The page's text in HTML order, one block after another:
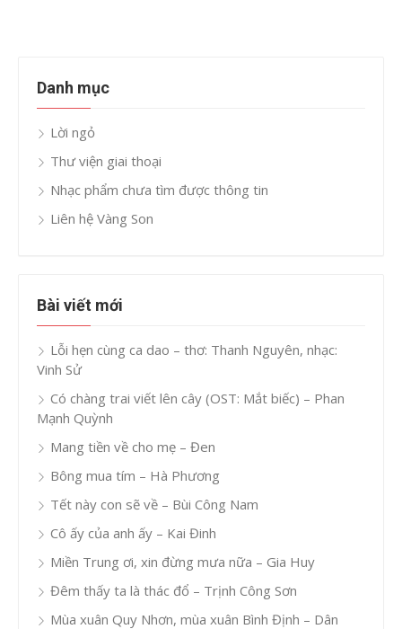
Danh mục
Lời ngỏ
Thư viện giai thoại
Nhạc phẩm chưa tìm được thông tin
Liên hệ Vàng Son
Bài viết mới
Lỗi hẹn cùng ca dao – thơ: Thanh Nguyên, nhạc:
Vinh Sử
Có chàng trai viết lên cây (OST: Mắt biếc) – Phan
Mạnh Quỳnh
Mang tiền về cho mẹ – Đen
Bông mua tím – Hà Phương
Tết này con sẽ về – Bùi Công Nam
Cô ấy của anh ấy – Kai Đinh
Miền Trung ơi, xin đừng mưa nữa – Gia Huy
Đêm thấy ta là thác đổ – Trịnh Công Sơn
Mùa xuân Quy Nhơn, mùa xuân Bình Định – Dân